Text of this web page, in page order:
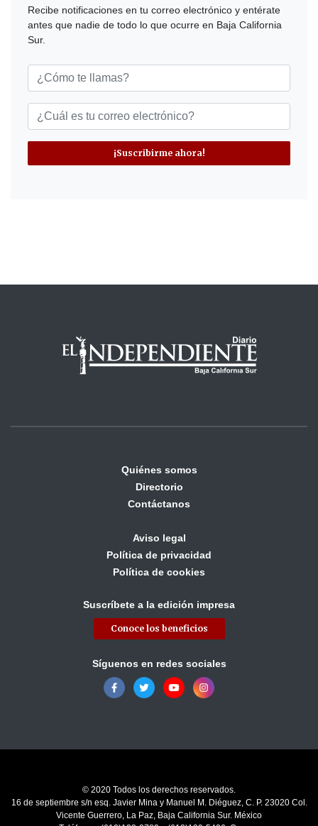
Recibe notificaciones en tu correo electrónico y entérate
antes que nadie de todo lo que ocurre en Baja California
Sur.
¡Suscribirme ahora!
Quiénes somos
Directorio
Contáctanos
Aviso legal
Política de privacidad
Política de cookies
Suscríbete a la edición impresa
Conoce los beneficios
Síguenos en redes sociales
© 2020 Todos los derechos reservados.
16 de septiembre s/n esq. Javier Mina y Manuel M. Diéguez, C. P. 23020 Col.
Vicente Guerrero, La Paz, Baja California Sur. México